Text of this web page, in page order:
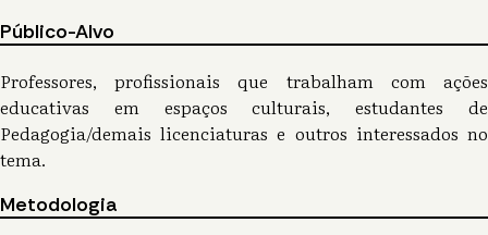
Público-Alvo
Professores, profissionais que trabalham com ações
educativas em espaços culturais, estudantes de
Pedagogia/demais licenciaturas e outros interessados no
tema.
Metodologia